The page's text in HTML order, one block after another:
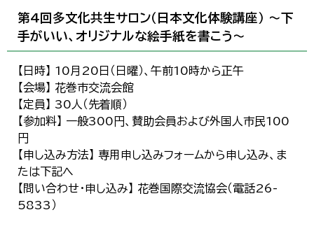
第4回多文化共生サロン（日本文化体験講座） ～下
手がいい、オリジナルな絵手紙を書こう～
【日時】 10月20日（日曜）、午前10時から正午
【会場】 花巻市交流会館
【定員】 30人（先着順）
【参加料】 一般300円、賛助会員および外国人市民100
円
【申し込み方法】 専用申し込みフォームから申し込み、ま
たは下記へ
【問い合わせ・申し込み】 花巻国際交流協会（電話26-
5833）